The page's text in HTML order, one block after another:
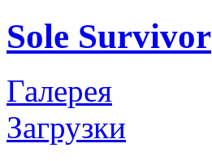
Sole Survivor
Галерея
Загрузки